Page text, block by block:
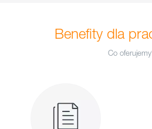
Benefity dla
Co